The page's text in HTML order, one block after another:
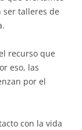
ser talleres de
recurso que
eso, las
por el
con la vida